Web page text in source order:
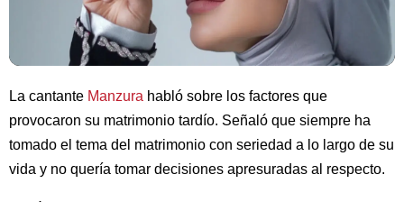
La cantante Manzura habló sobre los factores que
provocaron su matrimonio tardío. Señaló que siempre ha
tomado el tema del matrimonio con seriedad a lo largo de su
vida y no quería tomar decisiones apresuradas al respecto.